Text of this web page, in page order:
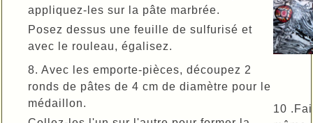
appliquez-les sur la pâte marbrée.
Posez dessus une feuille de sulfurisé et
avec le rouleau, égalisez.
8. Avec les emporte-pièces, découpez 2
ronds de pâtes de 4 cm de diamètre pour le
médaillon.
10